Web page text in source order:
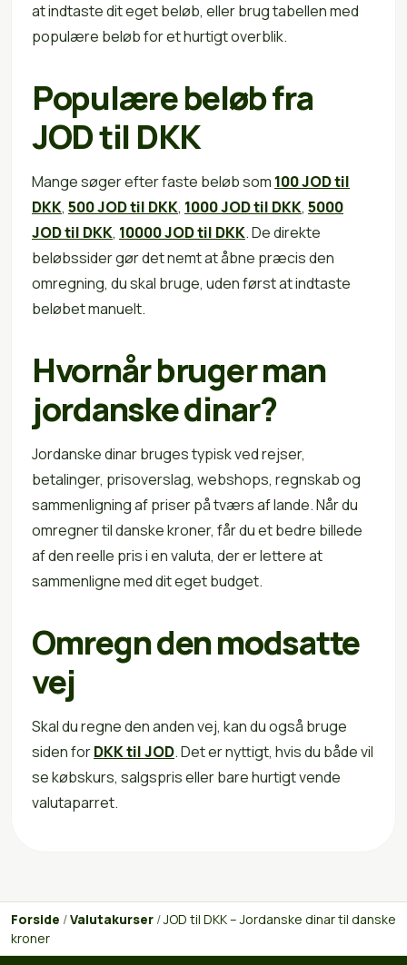
at indtaste dit eget beløb, eller brug tabellen med
populære beløb for et hurtigt overblik.
Populære beløb fra
JOD til DKK
Mange søger efter faste beløb som 100 JOD til
DKK, 500 JOD til DKK, 1000 JOD til DKK, 5000
JOD til DKK, 10000 JOD til DKK. De direkte
beløbssider gør det nemt at åbne præcis den
omregning, du skal bruge, uden først at indtaste
beløbet manuelt.
Hvornår bruger man
jordanske dinar?
Jordanske dinar bruges typisk ved rejser,
betalinger, prisoverslag, webshops, regnskab og
sammenligning af priser på tværs af lande. Når du
omregner til danske kroner, får du et bedre billede
af den reelle pris i en valuta, der er lettere at
sammenligne med dit eget budget.
Omregn den modsatte
vej
Skal du regne den anden vej, kan du også bruge
siden forDKK til JOD. Det er nyttigt, hvis du både vil
se købskurs, salgspris eller bare hurtigt vende
valutaparret.
Forside /Valutakurser /JOD til DKK – Jordanske dinar til danske
kroner